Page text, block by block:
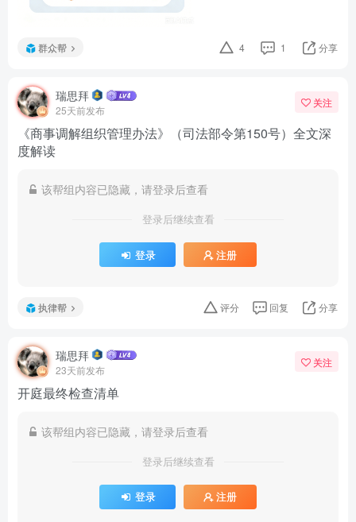
群众帮 4 1 分享
瑞思拜
25天前发布
关注
《商事调解组织管理办法》（司法部令第150号）全文深
度解读
该帮组内容已隐藏，请登录后查看
登录后继续查看
登录 注册
执律帮 评分 回复 分享
瑞思拜
23天前发布
关注
开庭最终检查清单
该帮组内容已隐藏，请登录后查看
登录后继续查看
登录 注册